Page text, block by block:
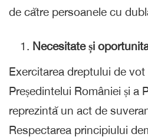
de către persoanele cu
Necesitate și
Exercitarea dreptului de
Președintelui României și a
reprezintă un act de
Respectarea principiului